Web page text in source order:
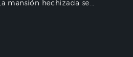
mansión hechizada se...